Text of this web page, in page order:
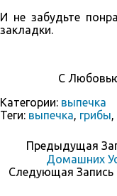
И не забудьте
закладки.
С
Категории: выпечка
Теги: выпечка, грибы,
Предыдущая
Домашних
Следующая Запись